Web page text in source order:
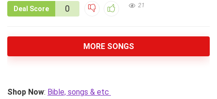
Deal Score 0 21
MORE SONGS
Shop Now: Bible, songs & etc